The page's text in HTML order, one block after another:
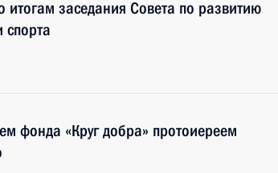
итогам заседания Совета по развитию
спорта
фонда «Круг добра» протоиереем